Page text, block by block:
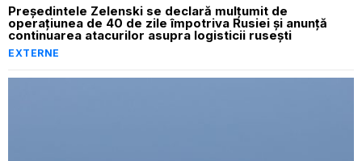
Președintele Zelenski se declară mulțumit de
operațiunea de 40 de zile împotriva Rusiei și anunță
continuarea atacurilor asupra logisticii rusești
EXTERNE